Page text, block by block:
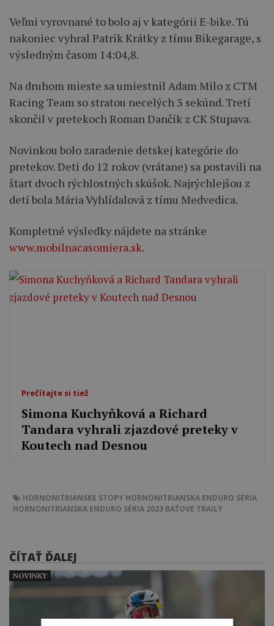
Veľmi vyrovnané to bolo aj v kategórii E-bike. Tú
nakoniec vyhral Patrik Krátky z tímu Bikegarage, s
výsledným časom 14:04,8.
Na druhom mieste sa umiestnil Adam Milo z CTM
Racing Team so stratou necelých 3 sekúnd. Tretí
skončil v pretekoch Roman Dančík z CK Stupava.
Novinkou bolo zaradenie detskej kategórie do
pretekov. Deti do 12 rokov (vrátane) sa postavili na
štart dvoch rýchlostných skúšok. Najrýchlejšou z
detí bola Mária Vyhlídalová z tímu Medvedica.
Kompletné výsledky nájdete na stránke
www.mobilnacasomiera.sk.
Prečítajte si tiež
Simona Kuchyňková a Richard
Tandara vyhrali zjazdové preteky v
Koutech nad Desnou
HORNONITRIANSKE STOPY HORNONITRIANSKA ENDURO SÉRIA
HORNONITRIANSKA ENDURO SÉRIA 2023 BAŤOVE TRAILY
ČÍTAŤ ĎALEJ
NOVINKY